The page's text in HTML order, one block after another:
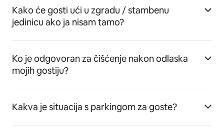
Kako će gosti ući u zgradu / stambenu
jedinicu ako ja nisam tamo?
Ko je odgovoran za čišćenje nakon odlaska
mojih gostiju?
Kakva je situacija s parkingom za goste?